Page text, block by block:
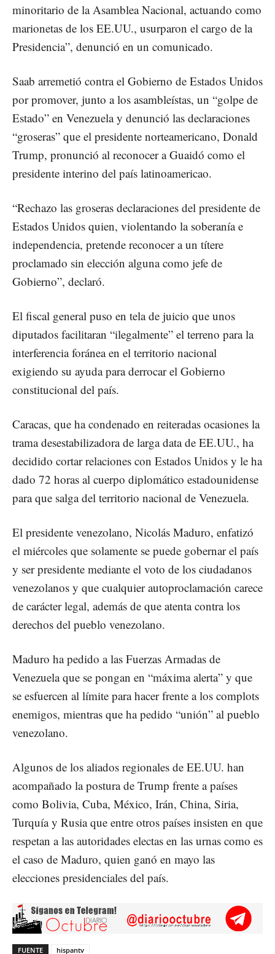
minoritario de la Asamblea Nacional, actuando como
marionetas de los EE.UU., usurparon el cargo de la
Presidencia”, denunció en un comunicado.
Saab arremetió contra el Gobierno de Estados Unidos
por promover, junto a los asambleístas, un “golpe de
Estado” en Venezuela y denunció las declaraciones
“groseras” que el presidente norteamericano, Donald
Trump, pronunció al reconocer a Guaidó como el
presidente interino del país latinoamericao.
“Rechazo las groseras declaraciones del presidente de
Estados Unidos quien, violentando la soberanía e
independencia, pretende reconocer a un títere
proclamado sin elección alguna como jefe de
Gobierno”, declaró.
El fiscal general puso en tela de juicio que unos
diputados facilitaran “ilegalmente” el terreno para la
interferencia foránea en el territorio nacional
exigiendo su ayuda para derrocar el Gobierno
constitucional del país.
Caracas, que ha condenado en reiteradas ocasiones la
trama desestabilizadora de larga data de EE.UU., ha
decidido cortar relaciones con Estados Unidos y le ha
dado 72 horas al cuerpo diplomático estadounidense
para que salga del territorio nacional de Venezuela.
El presidente venezolano, Nicolás Maduro, enfatizó
el miércoles que solamente se puede gobernar el país
y ser presidente mediante el voto de los ciudadanos
venezolanos y que cualquier autoproclamación carece
de carácter legal, además de que atenta contra los
derechos del pueblo venezolano.
Maduro ha pedido a las Fuerzas Armadas de
Venezuela que se pongan en “máxima alerta” y que
se esfuercen al límite para hacer frente a los complots
enemigos, mientras que ha pedido “unión” al pueblo
venezolano.
Algunos de los aliados regionales de EE.UU. han
acompañado la postura de Trump frente a países
como Bolivia, Cuba, México, Irán, China, Siria,
Turquía y Rusia que entre otros países insisten en que
respetan a las autoridades electas en las urnas como es
el caso de Maduro, quien ganó en mayo las
elecciones presidenciales del país.
FUENTE hispantv